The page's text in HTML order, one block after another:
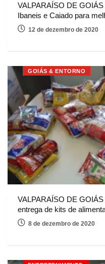
VALPARAÍSO DE
Ibaneis e Caiado para
12 de dezembro de 2020
GOIÁS & ENTORNO
VALPARAÍSO DE
entrega de kits de
8 de dezembro de 2020